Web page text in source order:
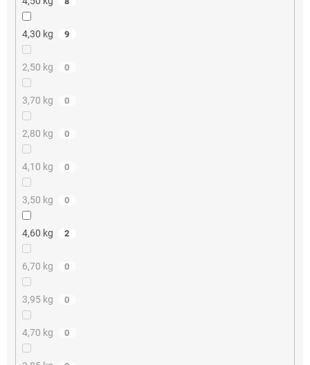
4,30 kg 9
2,50 kg 0
3,70 kg 0
2,80 kg 0
4,10 kg 0
3,50 kg 0
4,60 kg 2
6,70 kg 0
3,95 kg 0
4,70 kg 0